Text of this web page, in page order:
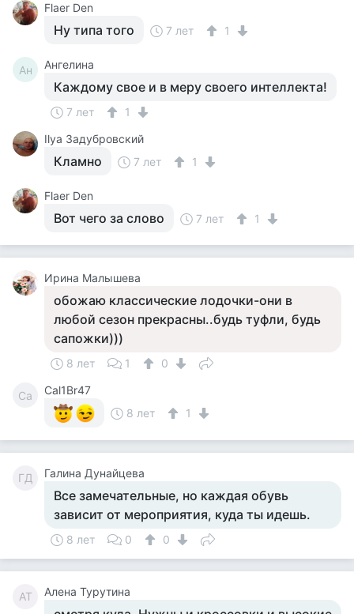
Flaer Den
Ну типа того 7 лет 1
Ан Ангелина
Каждому свое и в меру своего интеллекта!
7 лет
1
Ilya Задубровский
Кламно 7 лет 1
Flaer Den
Вот чего за слово 7 лет 1
Ирина Малышева
обожаю классические лодочки-они в
любой сезон прекрасны..будь туфли, будь
сапожки)))
8 лет 1 0
Ca
Cal1Br47
8 лет
1
ГД Галина Дунайцева
Все замечательные, но каждая обувь
зависит от мероприятия, куда ты идешь.
8 лет 0 0
АТ Алена Турутина